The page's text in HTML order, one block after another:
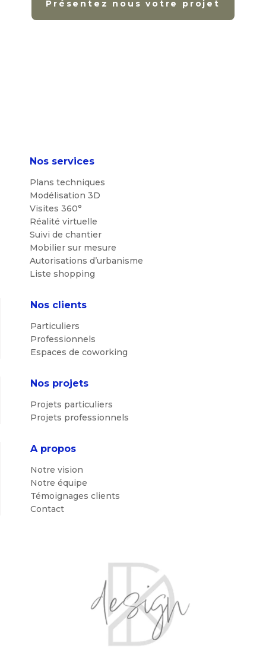
Présentez nous votre projet
Nos services
Plans techniques
Modélisation 3D
Visites 360°
Réalité virtuelle
Suivi de chantier
Mobilier sur mesure
Autorisations d’urbanisme
Liste shopping
Nos clients
Particuliers
Professionnels
Espaces de coworking
Nos projets
Projets particuliers
Projets professionnels
A propos
Notre vision
Notre équipe
Témoignages clients
Contact